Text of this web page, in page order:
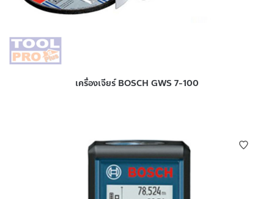
เครื่องเจียร์ BOSCH GWS 7-100